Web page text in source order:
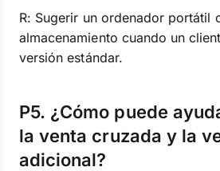
R: Sugerir un ordenador portátil
almacenamiento cuando un
versión estándar.
P5. ¿Cómo puede
la venta cruzada y la
adicional?